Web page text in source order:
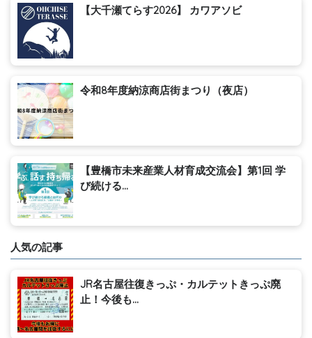
【大千瀬てらす2026】 カワアソビ
令和8年度納涼商店街まつり（夜店）
【豊橋市未来産業人材育成交流会】第1回 学
び続ける...
人気の記事
JR名古屋往復きっぷ・カルテットきっぷ廃
止！今後も...